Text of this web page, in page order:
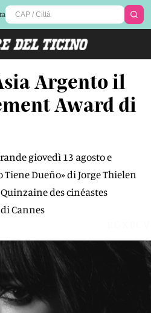
Argento il
Award di
giovedì 13 agosto e
Dueño» di Jorge Thielen
des cinéastes
Cannes